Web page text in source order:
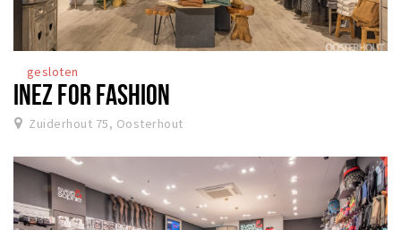
gesloten
INEZ FOR FASHION
Zuiderhout 75, Oosterhout